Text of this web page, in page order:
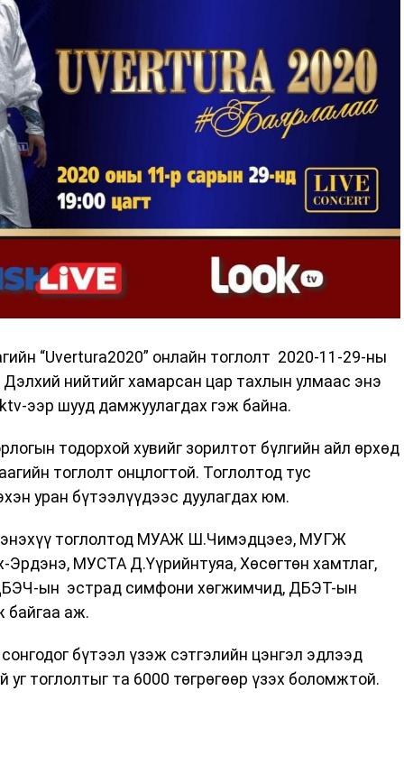
“Uvertura2020” онлайн тоглолт 2020-11-29-ны
нийтийг хамарсан цар тахлын улмаас энэ
ээр шууд дамжуулагдах гэж байна.
тодорхой хувийг зорилтот бүлгийн айл өрхөд
тоглолт онцлогтой. Тоглолтод тус
уран бүтээлүүдээс дуулагдах юм.
энэхүү тоглолтод МУАЖ Ш.Чимэдцэеэ, МУГЖ
МУСТА Д.Үүрийнтуяа, Хөсөгтөн хамтлаг,
ын эстрад симфони хөгжимчид, ДБЭТ-ын
байгаа аж.
бүтээл үзэж сэтгэлийн цэнгэл эдлээд
тоглолтыг та 6000 төгрөгөөр үзэх боломжтой.